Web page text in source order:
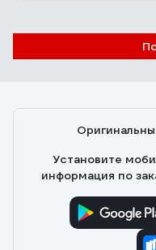
Установите
информация по